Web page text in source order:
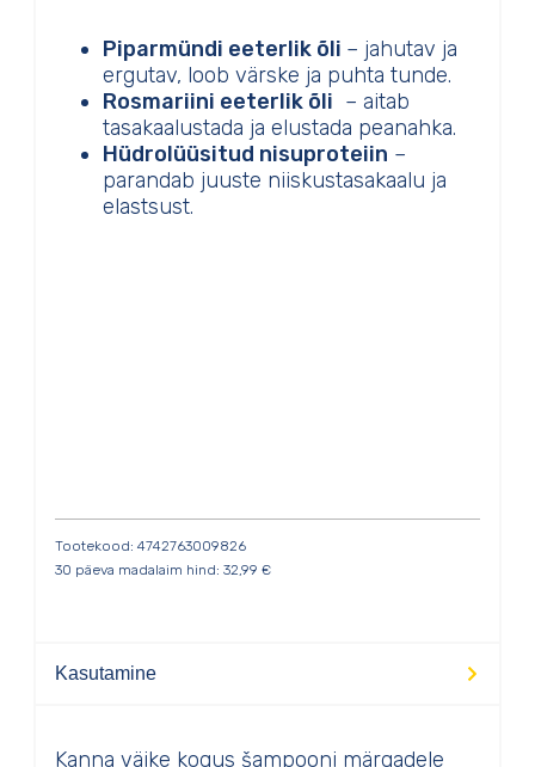
Piparmündi eeterlik õli – jahutav ja
ergutav, loob värske ja puhta tunde.
Rosmariini eeterlik õli – aitab
tasakaalustada ja elustada peanahka.
Hüdrolüüsitud nisuproteiin –
parandab juuste niiskustasakaalu ja
elastsust.
Tootekood: 4742763009826
30 päeva madalaim hind: 32,99 €
Kasutamine
Kanna väike kogus šampooni märgadele